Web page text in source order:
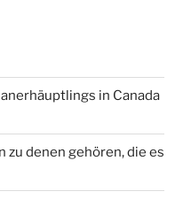
in Canada
zu denen gehören, die es